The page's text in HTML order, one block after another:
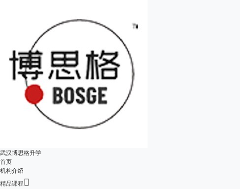
武汉博思格升学
首页
机构介绍
精品课程